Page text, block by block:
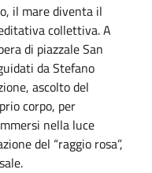
il mare diventa il
collettiva. A
di piazzale San
da Stefano
ascolto del
corpo, per
nella luce
del “raggio rosa”,